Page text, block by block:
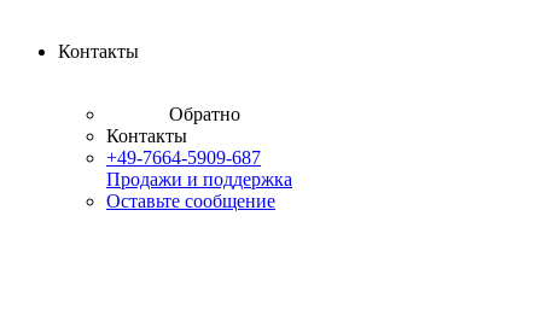
Контакты
Обратно
Контакты
+49-7664-5909-687
Продажи и поддержка
Оставьте сообщение